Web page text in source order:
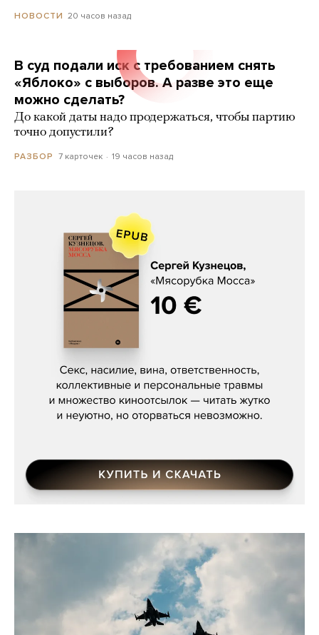
НОВОСТИ 20 часов назад
В суд подали иск с требованием снять
«Яблоко» с выборов. А разве это еще
можно сделать?
До какой даты надо продержаться, чтобы партию
точно допустили?
РАЗБОР 7 карточек 19 часов назад
Сергей Кузнецов, «Мясорубка